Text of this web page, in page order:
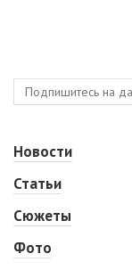
Новости
Статьи
Сюжеты
Фото